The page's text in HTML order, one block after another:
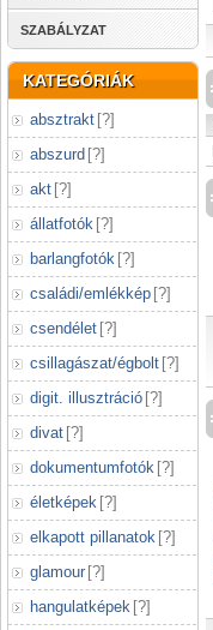
SZABÁLYZAT
KATEGÓRIÁK
absztrakt [?]
abszurd [?]
akt [?]
állatfotók [?]
barlangfotók [?]
családi/emlékkép [?]
csendélet [?]
csillagászat/égbolt [?]
digit. illusztráció [?]
divat [?]
dokumentumfotók [?]
életképek [?]
elkapott pillanatok [?]
glamour [?]
hangulatképek [?]